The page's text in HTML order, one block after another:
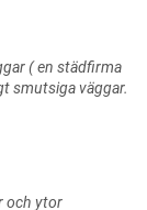
( en städfirma
smutsiga väggar.
och ytor